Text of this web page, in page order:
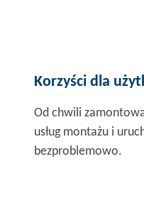
Korzyści dla
Od chwili
usług montażu i
bezproblemowo.